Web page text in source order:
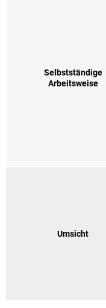
Selbstständige
Arbeitsweise
Umsicht